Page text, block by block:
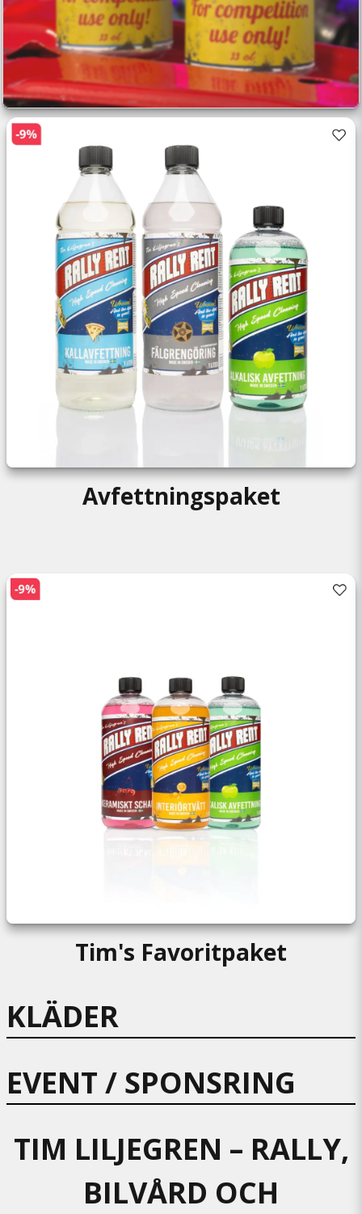
Avfettningspaket
Tim's Favoritpaket
KLÄDER
EVENT / SPONSRING
TIM LILJEGREN – RALLY,
BILVÅRD OCH